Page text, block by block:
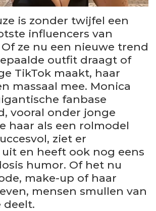
is zonder twijfel een
influencers van
ze nu een nieuwe trend
outfit draagt of
TikTok maakt, haar
massaal mee. Monica
fanbase
vooral onder jonge
haar als een rolmodel
ziet er
en heeft ook nog eens
humor. Of het nu
make-up of haar
mensen smullen van
deelt.